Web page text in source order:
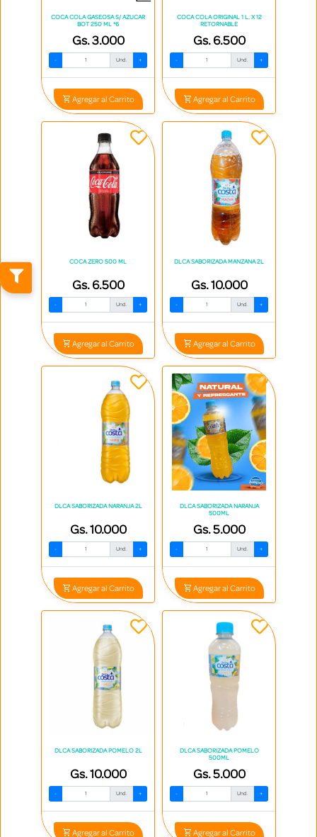
COCA COLA GASEOSA S/ AZUCAR
BOT 250 ML *6
Gs. 3.000
- Und. +
Agregar al Carrito
COCA COLA ORIGINAL 1 L. X 12
RETORNABLE
Gs. 6.500
- Und. +
Agregar al Carrito
COCA ZERO 500 ML
Gs. 6.500
- Und. +
Agregar al Carrito
DLCA SABORIZADA MANZANA 2L
Gs. 10.000
- Und. +
Agregar al Carrito
DLCA SABORIZADA NARANJA 2L
Gs. 10.000
- Und. +
Agregar al Carrito
DLCA SABORIZADA NARANJA
500ML
Gs. 5.000
- Und. +
Agregar al Carrito
DLCA SABORIZADA POMELO 2L
Gs. 10.000
- Und. +
Agregar al Carrito
DLCA SABORIZADA POMELO
500ML
Gs. 5.000
- Und. +
Agregar al Carrito